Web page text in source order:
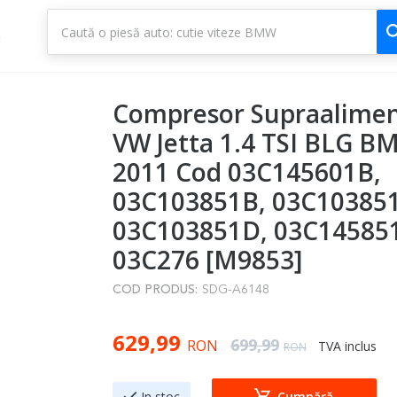
Compresor
VW Jetta 1.4 TSI BLG
2011 Cod 03C145601B,
03C103851B,
03C103851D,
03C276 [M9853]
COD PRODUS: SDG-A6148
Special Price
629,99 RON Regular Price
699,99 RON TVA inclus